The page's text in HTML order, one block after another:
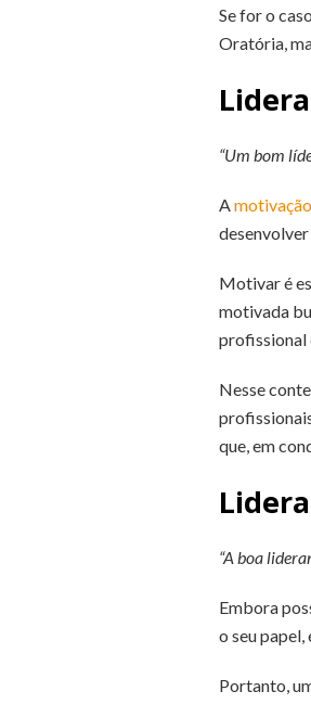
Se for o
Oratória,
“Um bom
A
Motivar é
motivada
profissional
Nesse
que, em
“A boa
Embora
o seu
Portanto,